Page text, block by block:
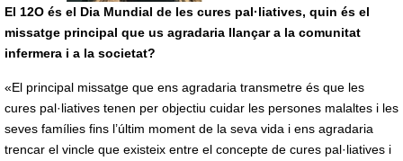
El 12O és el Dia Mundial de les cures pal·liatives, quin és el
missatge principal que us agradaria llançar a la comunitat
infermera i a la societat?
«El principal missatge que ens agradaria transmetre és que les
cures pal·liatives tenen per objectiu cuidar les persones malaltes i les
seves famílies fins l’últim moment de la seva vida i ens agradaria
trencar el vincle que existeix entre el concepte de cures pal·liatives i